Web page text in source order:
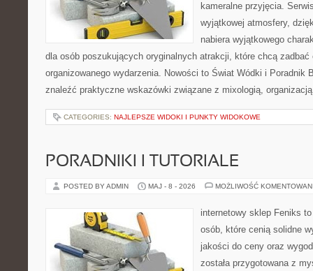
kameralne przyjęcia.
wyjątkowej atmosfery,
nabiera wyjątkowego
dla osób poszukujących oryginalnych atrakcji, które chcą
organizowanego wydarzenia. Nowości to Świat Wódki i Poradnik
znaleźć praktyczne wskazówki związane z mixologią,
CATEGORIES: NAJLEPSZE WIDOKI I PUNKTY WIDOKOWE
PORADNIKI I TUTORIALE
POSTED BY ADMIN MAJ - 8 - 2026 MOŻLIWOŚĆ
internetowy sklep Feniks
osób, które cenią solidne
jakości do ceny oraz
została przygotowana z